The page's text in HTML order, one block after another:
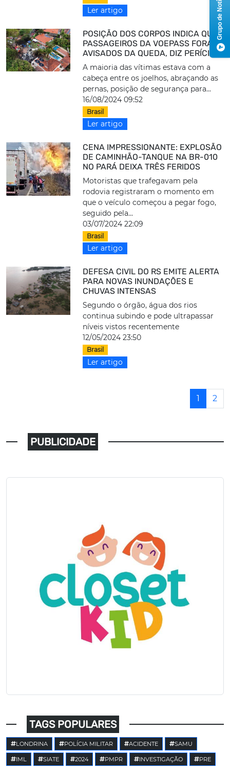
Ler artigo
POSIÇÃO DOS CORPOS INDICA QUE
PASSAGEIROS DA VOEPASS FORAM
AVISADOS DA QUEDA, DIZ PERÍCIA
A maioria das vítimas estava com a
cabeça entre os joelhos, abraçando as
pernas, posição de segurança para...
16/08/2024 09:52
Brasil
Ler artigo
CENA IMPRESSIONANTE: EXPLOSÃO
DE CAMINHÃO-TANQUE NA BR-010
NO PARÁ DEIXA TRÊS FERIDOS
Motoristas que trafegavam pela
rodovia registraram o momento em
que o veículo começou a pegar fogo,
seguido pela...
03/07/2024 22:09
Brasil
Ler artigo
DEFESA CIVIL DO RS EMITE ALERTA
PARA NOVAS INUNDAÇÕES E
CHUVAS INTENSAS
Segundo o órgão, água dos rios
continua subindo e pode ultrapassar
níveis vistos recentemente
12/05/2024 23:50
Brasil
Ler artigo
1 2
PUBLICIDADE
TAGS POPULARES
LONDRINA POLÍCIA MILITAR ACIDENTE SAMU
IML SIATE 2024 PMPR INVESTIGAÇÃO PRE
Grupo de Notícias